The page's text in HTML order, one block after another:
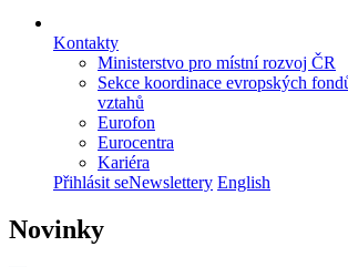
Kontakty
Ministerstvo pro místní rozvoj ČR
Sekce koordinace evropských
vztahů
Eurofon
Eurocentra
Kariéra
Přihlásit seNewslettery English
Novinky